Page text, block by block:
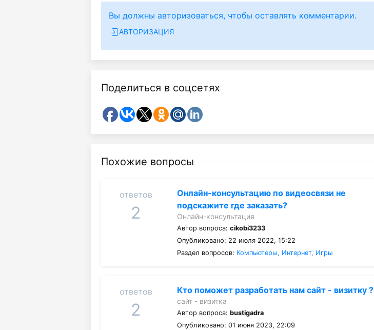
Вы должны авторизоваться, чтобы оставлять комментарии.
АВТОРИЗАЦИЯ
Поделиться в соцсетях
Похожие вопросы
ответов
2
Онлайн-консультацию по видеосвязи не
подскажите где заказать?
Онлайн-консультация
Автор вопроса:cikobi3233
Опубликовано: 22 июля 2022, 15:22
Раздел вопросов: Компьютеры, Интернет, Игры
ответов
2
Кто поможет разработать нам сайт - визитку ?
сайт - визитка
Автор вопроса:bustigadra
Опубликовано: 01 июня 2023, 22:09